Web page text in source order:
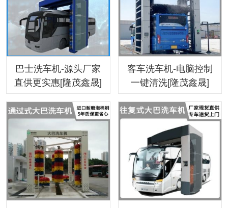
巴士洗车机-源头厂家
直供更实惠[隆茂鑫晟]
客车洗车机-电脑控制
一键清洗[隆茂鑫晟]